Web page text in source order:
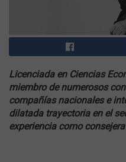
Licenciada en Ciencias
miembro de numerosos
compañías nacionales e
dilatada trayectoria en el
experiencia como